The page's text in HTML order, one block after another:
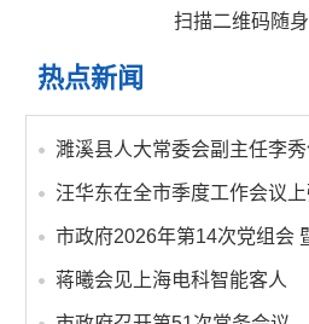
扫描二维码随
热点新闻
蒋曦会见上海电科智能客人